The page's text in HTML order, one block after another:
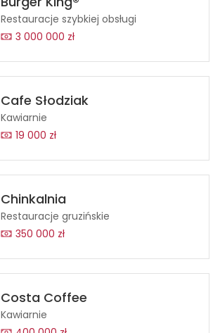
Restauracje szybkiej obsługi
3 000 000 zł
Cafe Słodziak
Kawiarnie
19 000 zł
Chinkalnia
Restauracje gruzińskie
350 000 zł
Costa Coffee
Kawiarnie